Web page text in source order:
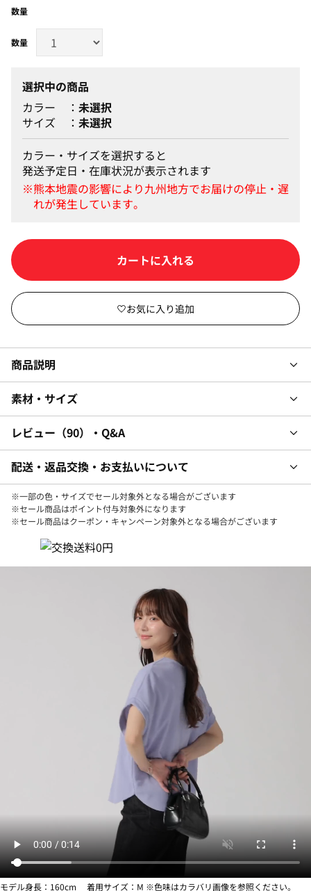
数量
選択中の商品
カラー
未選択
サイズ
未選択
カラー・サイズを選択すると
発送予定日・在庫状況が表示されます
カートに入れる
商品説明
素材・サイズ
レビュー 90 ・Q&A
配送・返品交換・お支払いについて
※一部の色・サイズでセール対象外となる場合がございます
※セール商品はポイント付与対象外になります
※セール商品はクーポン・キャンペーン対象外となる場合がございます
モデル身長：160cm 着用サイズ：M ※色味はカラバリ画像を参照ください。